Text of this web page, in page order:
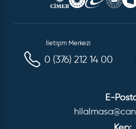
İletişim Merkezi
0 (376) 212 14 00
E-